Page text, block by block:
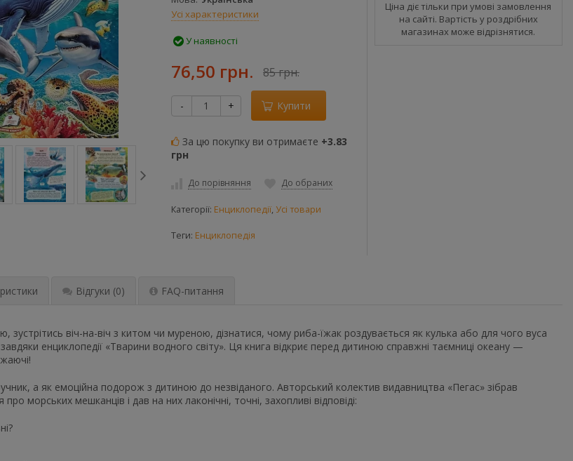
Усі характеристики
У наявності
76,50 грн. 85 грн.
- + Купити
За цю покупку ви отримаєте +3.83
грн
До порівняння До обраних
Категорії: Енциклопедії, Усі товари
Теги: Енциклопедія
Ціна діє тільки при умові замовлення
на сайті. Вартість у роздрібних
магазинах може відрізнятися.
Відгуки (0) FAQ-питання
зустрітись віч-на-віч з китом чи муреною, дізнатися, чому риба-їжак роздувається як кулька або для чого вуса
енциклопедії «Тварини водного світу». Ця книга відкриє перед дитиною справжні таємниці океану —
а як емоційна подорож з дитиною до незвіданого. Авторський колектив видавництва «Пегас» зібрав
про морських мешканців і дав на них лаконічні, точні, захопливі відповіді: